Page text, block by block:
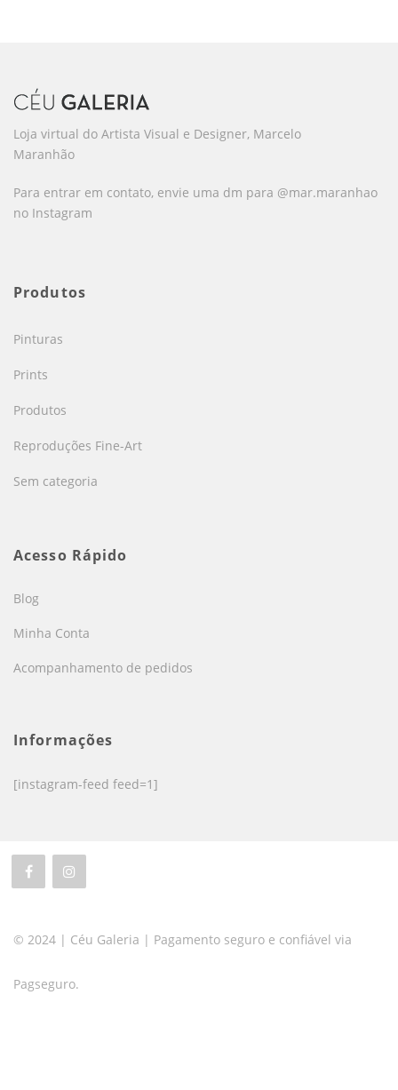
Loja virtual do Artista Visual e Designer, Marcelo
Maranhão
Para entrar em contato, envie uma dm para @mar.maranhao
no Instagram
Produtos
Pinturas
Prints
Produtos
Reproduções Fine-Art
Sem categoria
Acesso Rápido
Blog
Minha Conta
Acompanhamento de pedidos
Informações
[instagram-feed feed=1]
© 2024 | Céu Galeria | Pagamento seguro e confiável via
Pagseguro.